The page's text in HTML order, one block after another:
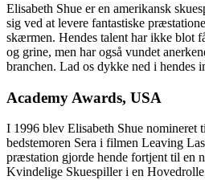
Elisabeth Shue er en amerikansk
sig ved at levere fantastiske
skærmen. Hendes talent har ikke blot
og grine, men har også vundet
branchen. Lad os dykke ned i hendes
Academy Awards, USA
I 1996 blev Elisabeth Shue nomineret
bedstemoren Sera i filmen Leaving
præstation gjorde hende fortjent til en
Kvindelige Skuespiller i en